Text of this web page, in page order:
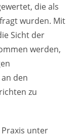
die als
wurden. Mit
Sicht der
werden,
den
zu
unter